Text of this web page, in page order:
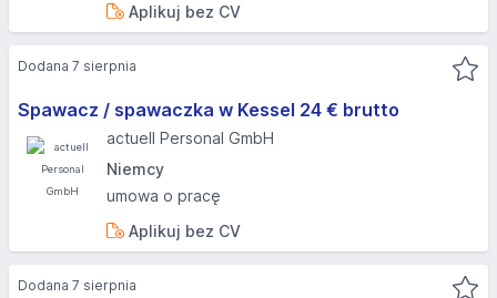
Aplikuj bez CV
Spawacz / spawaczka w Kessel 24 € brutto
actuell Personal GmbH
Niemcy
umowa o pracę
Aplikuj bez CV
Dodana 7 sierpnia
Dodana 7 sierpnia